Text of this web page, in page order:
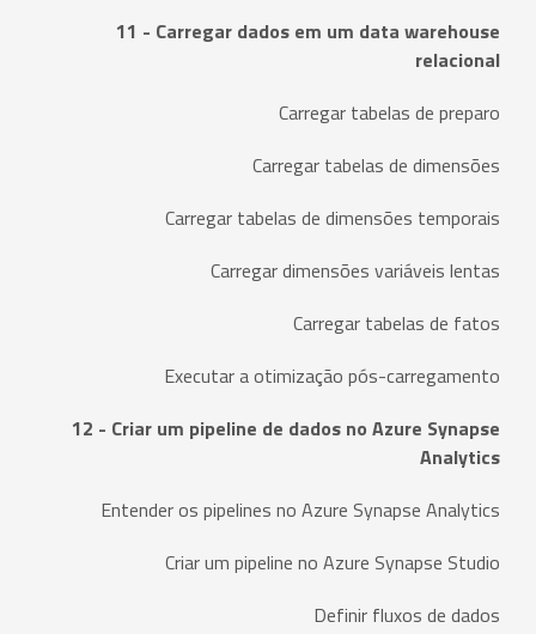
11 - Carregar dados em um data warehouse
relacional
Carregar tabelas de preparo
Carregar tabelas de dimensões
Carregar tabelas de dimensões temporais
Carregar dimensões variáveis lentas
Carregar tabelas de fatos
Executar a otimização pós-carregamento
12 - Criar um pipeline de dados no Azure Synapse
Analytics
Entender os pipelines no Azure Synapse Analytics
Criar um pipeline no Azure Synapse Studio
Definir fluxos de dados